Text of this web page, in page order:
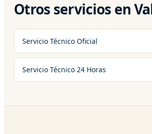
Otros servicios en
Servicio Técnico Oficial
Servicio Técnico 24 Horas